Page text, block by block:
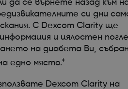
да се върнете назад към
си дни
С Dexcom Clarity ще
и цялостен
на диабета Ви,
едно място.‡
Dexcom Clarity на